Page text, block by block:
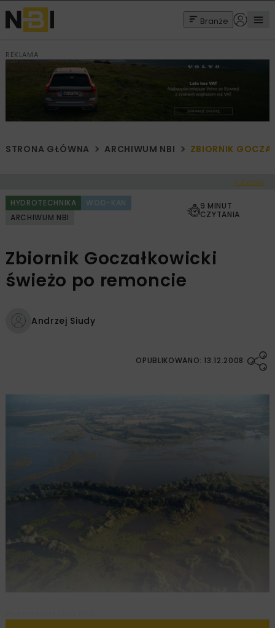
Branże
REKLAMA
STRONA GŁÓWNA ARCHIWUM NBI ZBIORNIK
< Cofnij
HYDROTECHNIKA
WOD-KAN
ARCHIWUM NBI
9 MINUT
CZYTANIA
Zbiornik Goczałkowicki
świeżo po remoncie
Andrzej Siudy
OPUBLIKOWANO: 13.12.2008